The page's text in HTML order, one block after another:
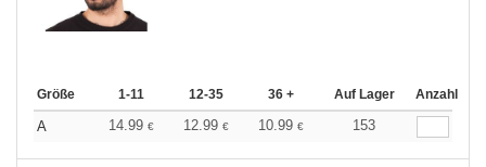
Größe 1-11 12-35 36 + Auf Lager Anzahl
A 14.99 € 12.99 € 10.99 € 153